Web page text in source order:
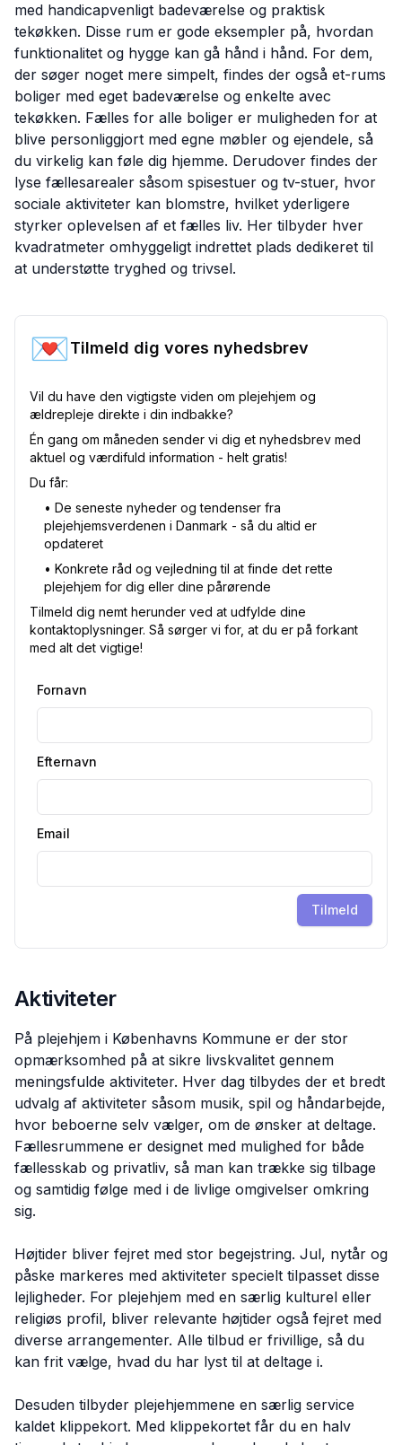
med handicapvenligt badeværelse og praktisk
tekøkken. Disse rum er gode eksempler på, hvordan
funktionalitet og hygge kan gå hånd i hånd. For dem,
der søger noget mere simpelt, findes der også et-rums
boliger med eget badeværelse og enkelte avec
tekøkken. Fælles for alle boliger er muligheden for at
blive personliggjort med egne møbler og ejendele, så
du virkelig kan føle dig hjemme. Derudover findes der
lyse fællesarealer såsom spisestuer og tv-stuer, hvor
sociale aktiviteter kan blomstre, hvilket yderligere
styrker oplevelsen af et fælles liv. Her tilbyder hver
kvadratmeter omhyggeligt indrettet plads dedikeret til
at understøtte tryghed og trivsel.
💌Tilmeld dig vores nyhedsbrev
Vil du have den vigtigste viden om plejehjem og
ældrepleje direkte i din indbakke?
Én gang om måneden sender vi dig et nyhedsbrev med
aktuel og værdifuld information - helt gratis!
Du får:
•⁠ De seneste nyheder og tendenser fra
plejehjemsverdenen i Danmark - så du altid er
opdateret
•⁠ Konkrete råd og vejledning til at finde det rette
plejehjem for dig eller dine pårørende
Tilmeld dig nemt herunder ved at udfylde dine
kontaktoplysninger. Så sørger vi for, at du er på forkant
med alt det vigtige!
Fornavn
Efternavn
Email
Tilmeld
Aktiviteter
På plejehjem i Københavns Kommune er der stor
opmærksomhed på at sikre livskvalitet gennem
meningsfulde aktiviteter. Hver dag tilbydes der et bredt
udvalg af aktiviteter såsom musik, spil og håndarbejde,
hvor beboerne selv vælger, om de ønsker at deltage.
Fællesrummene er designet med mulighed for både
fællesskab og privatliv, så man kan trække sig tilbage
og samtidig følge med i de livlige omgivelser omkring
sig.
Højtider bliver fejret med stor begejstring. Jul, nytår og
påske markeres med aktiviteter specielt tilpasset disse
lejligheder. For plejehjem med en særlig kulturel eller
religiøs profil, bliver relevante højtider også fejret med
diverse arrangementer. Alle tilbud er frivillige, så du
kan frit vælge, hvad du har lyst til at deltage i.
Desuden tilbyder plejehjemmene en særlig service
kaldet klippekort. Med klippekortet får du en halv